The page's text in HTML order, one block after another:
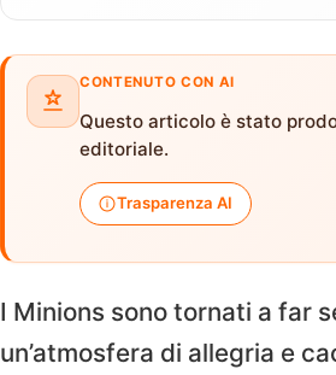
CONTENUTO CON AI
Questo articolo è stato
editoriale.
Trasparenza AI
I Minions sono tornati a far
un’atmosfera di allegria e